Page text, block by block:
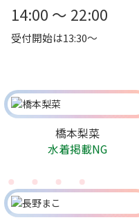
14:00 ～ 22:00
受付開始は13:30～
橋本梨菜
水着掲載NG